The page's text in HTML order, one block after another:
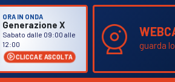
ORA IN ONDA
Generazione X
Sabato dalle 09:00 alle
12:00
CLICCA E ASCOLTA
guarda